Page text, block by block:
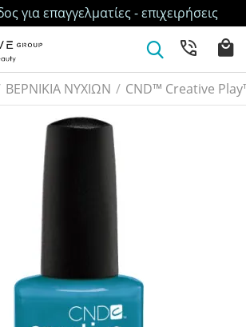
για επαγγελματίες - επιχειρήσεις
ΒΕΡΝΙΚΙΑ ΝΥΧΙΩΝ / CND™ Creative